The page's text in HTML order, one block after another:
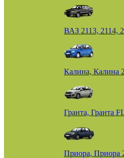
ВАЗ 2113, 2114,
Калина, Калина 2
Гранта, Гранта
Приора, Приора